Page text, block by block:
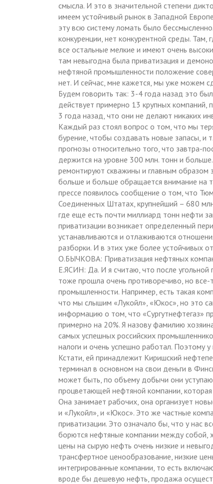
смысла. И это в значительной степени
имеем устойчивый рынок в Западной
эту всю систему ломать было
конкуренции, нет конкурентной среды.
все остальные мелкие и имеют очень
там невыгодна была приватизация и
нефтяной промышленности положение
нет. И сейчас, мне кажется, мы уже можем
Будем говорить так: 3-4 года назад это
действует примерно 13 крупных компаний,
3 года назад, что они не делают никаких
Каждый раз стоял вопрос о том, что мы
бурение, чтобы создавать новые запасы,
прогнозы относительно того, что завтра-
держится на уровне 300 млн. тонн и
ремонтируют скважины и главным образом
больше и больше обращается внимание на
прессе появилось сообщение о том, что
Соединенных Штатах, крупнейший – 680
где еще есть почти миллиард тонн нефти
приватизации возникает определенный
устанавливаются и отлаживаются
разборки. И в этих уже более устойчивых
О.БЫЧКОВА: Приватизация нефтяных
Е.ЯСИН: Да. И я считаю, что после угольной
тоже прошла очень противоречиво, но все-
промышленности. Например, есть такая
что мы слышим «Лукойл», «Юкос», но это
информацию о том, что «Сургутнефтегаз»
примерно на 20%. Я назову фамилию
самых успешных российских
налоги и очень успешно работал. Поэтому
Кстати, ей принадлежит Киришский
терминал в основном на свои деньги в
может быть, по объему добычи они
процветающей нефтяной компании,
Она занимает рабочих, она организует
и «Лукойл», и «Юкос». Это же частные
приватизации. Это означало бы, что у нас
борются нефтяные компании между собой,
цены на сырую нефть очень низкие и
трансфертное ценообразование, низкие
интегрированные компании, то есть
вроде бы дешевую нефть, продажа